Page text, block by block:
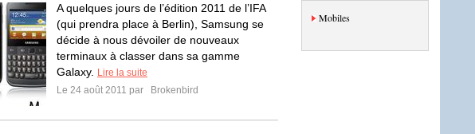
A quelques jours de l’édition 2011 de l’IFA
(qui prendra place à Berlin), Samsung se
décide à nous dévoiler de nouveaux
terminaux à classer dans sa gamme
Galaxy.
Lire la suite
Le 24 août 2011 par
Brokenbird
Mobiles